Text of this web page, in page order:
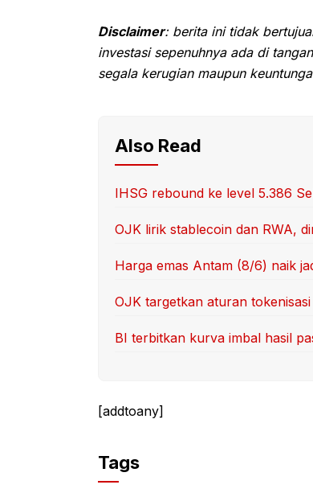
Disclaimer: berita ini tidak
investasi sepenuhnya ada di
segala kerugian maupun
Also Read
IHSG rebound ke level 5.386
OJK lirik stablecoin dan RWA,
Harga emas Antam (8/6) naik
OJK targetkan aturan
BI terbitkan kurva imbal hasil
[addtoany]
Tags